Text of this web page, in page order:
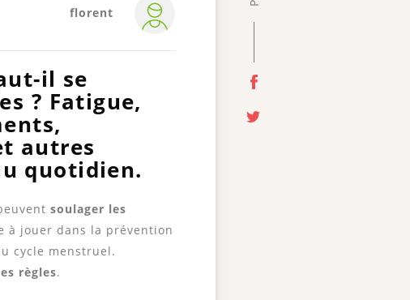
florent
il se
? Fatigue,
autres
quotidien.
soulager les
à jouer dans la prévention
cycle menstruel.
règles.